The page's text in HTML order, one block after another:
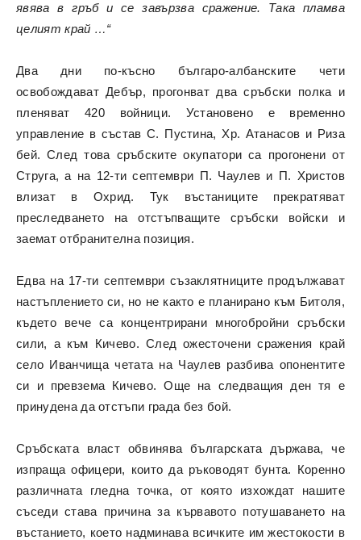
явява в гръб и се завързва сражение. Така пламва
целият край …“
Два дни по-късно българо-албанските чети
освобождават Дебър, прогонват два сръбски полка и
пленяват 420 войници. Установено е временно
управление в състав С. Пустина, Хр. Атанасов и Риза
бей. След това сръбските окупатори са прогонени от
Струга, а на 12-ти септември П. Чаулев и П. Христов
влизат в Охрид. Тук въстаниците прекратяват
преследването на отстъпващите сръбски войски и
заемат отбранителна позиция.
Едва на 17-ти септември съзаклятниците продължават
настъплението си, но не както е планирано към Битоля,
където вече са концентрирани многобройни сръбски
сили, а към Кичево. След ожесточени сражения край
село Иванчища четата на Чаулев разбива опонентите
си и превзема Кичево. Още на следващия ден тя е
принудена да отстъпи града без бой.
Сръбската власт обвинява българската държава, че
изпраща офицери, които да ръководят бунта. Коренно
различната гледна точка, от която изхождат нашите
съседи става причина за кървавото потушаването на
въстанието, което надминава всичките им жестокости в